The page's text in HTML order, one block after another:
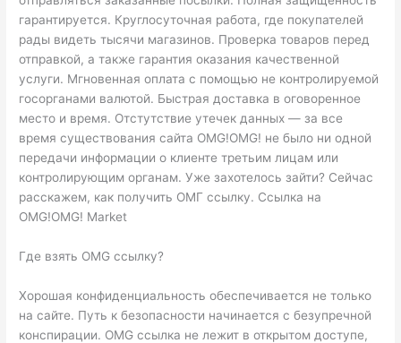
гарантируется. Круглосуточная работа, где покупателей
рады видеть тысячи магазинов. Проверка товаров перед
отправкой, а также гарантия оказания качественной
услуги. Мгновенная оплата с помощью не контролируемой
госорганами валютой. Быстрая доставка в оговоренное
место и время. Отстутствие утечек данных — за все
время существования сайта OMG!OMG! не было ни одной
передачи информации о клиенте третьим лицам или
контролирующим органам. Уже захотелось зайти? Сейчас
расскажем, как получить ОМГ ссылку. Ссылка на
OMG!OMG! Market
Где взять OMG ссылку?
Хорошая конфиденциальность обеспечивается не только
на сайте. Путь к безопасности начинается с безупречной
конспирации. OMG ссылка не лежит в открытом доступе,